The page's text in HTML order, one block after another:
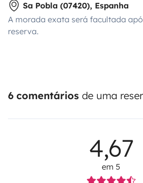
Sa Pobla (07420), Espanha
A morada exata será facultada
reserva.
6 comentários de uma
4,67
em 5